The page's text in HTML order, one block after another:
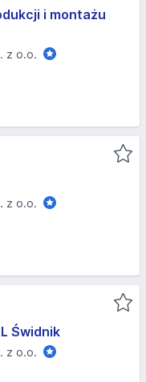
i montażu
z o.o.
z o.o.
Świdnik
z o.o.